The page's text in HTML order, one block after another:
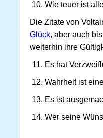
Wie teuer ist
Die Zitate von
Glück, aber auch
weiterhin ihre
Es hat
Wahrheit ist
Es ist
Wer seine